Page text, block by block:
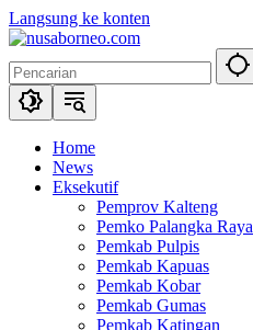
Langsung ke konten
Home
News
Eksekutif
Pemprov Kalteng
Pemko Palangka Raya
Pemkab Pulpis
Pemkab Kapuas
Pemkab Kobar
Pemkab Gumas
Pemkab Katingan